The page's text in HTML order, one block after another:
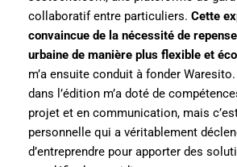
collaboratif entre particuliers. Cette
convaincue de la nécessité de
urbaine de manière plus flexible et
m’a ensuite conduit à fonder
dans l’édition m’a doté de
projet et en communication, mais
personnelle qui a véritablement
d’entreprendre pour apporter des